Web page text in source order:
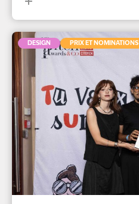
DESIGN PRIX ET NOMINATIONS